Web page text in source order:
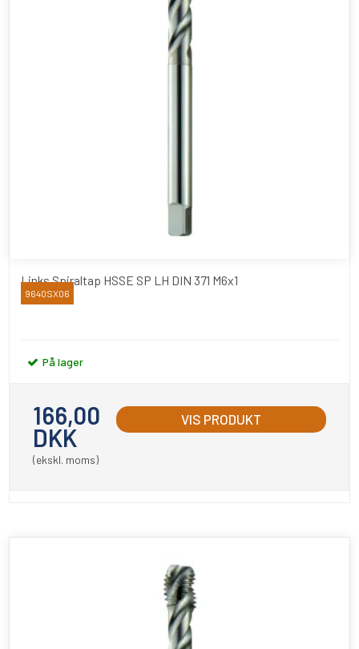
Links Spiraltap HSSE SP LH DIN 371 M6x1
YAMAWA
9640SX06
På lager
166,00
DKK
(ekskl. moms)
VIS PRODUKT